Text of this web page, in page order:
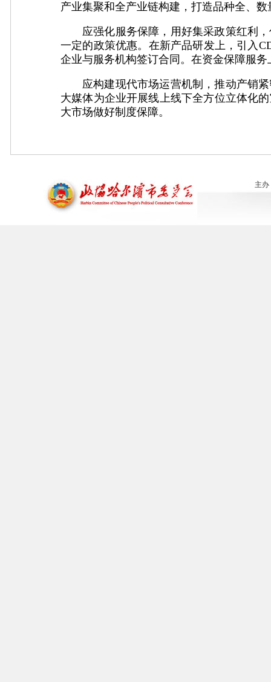
产业集聚和全产业链构建，打造品种全、
应强化服务保障，用好集采政策红利
一定的政策优惠。在新产品研发上，引入
企业与服务机构签订合同。在资金保障服
应构建现代市场运营机制，推动产销
大媒体为企业开展线上线下全方位立体化
大市场做好制度保障。
主